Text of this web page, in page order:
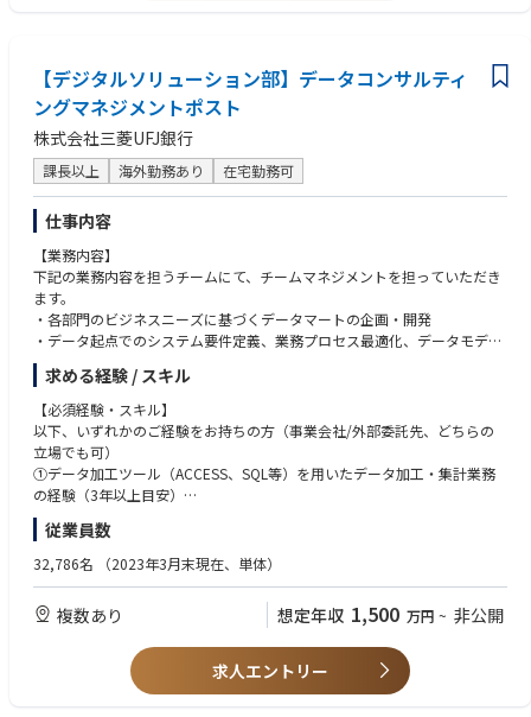
9 （パワートレイン）AMTチューニングエキスパート
10 運転支援/自動運転エキスパート
11 作業機エキスパート（ショベル作業装置）
12 品質管理エキスパート
13 マシンマッチングエキスパート
14 ローダースペシャリスト
15 リジッド電動トランスミッション鉱山トラック技術専門家
16 モーター開発専門家
17 燃料電池エンジン設計--PEMFCエンジン集積設計
18 燃料電池スタック--PEMFCスタック集積設計
19 SOFC（固体酸化物燃料電池）研究開発
20 車載電池熱管理（バッテリーサーマルマネジメント）技術研究
21 水素燃料電池スタック-PEMFCスタック設計
22 PEMFCエンジン集積設計/水素燃料電池エンジン設計
23 水素燃料電池シミュレーション研究
ほか など
【デジタルソリューション部】データコンサルティ
ングマネジメントポスト
株式会社三菱UFJ銀行
課長以上 海外勤務あり 在宅勤務可
仕事内容
【業務内容】
下記の業務内容を担うチームにて、チームマネジメントを担っていただき
ます。
・各部門のビジネスニーズに基づくデータマートの企画・開発
・データ起点でのシステム要件定義、業務プロセス最適化、データモデル
設計のコンサルティング
【成長機会】
世界有数のグローバル金融グループで、全社ビッグデータ基盤のアーキテ
クチャ設計や、多様かつ膨大なデータの活用と管理に超上流工程から挑む
ことができます。
データ人材のプロフェッショナルキャリアを歩むケース、IT部門での経験
を積みシステム戦略・デジタル施策等を推進するキャリアを歩むケース等
があります。
【デジタル戦略統括部について】
社的な業務のデジタル化を推進し、あらゆる活動がデータ化されている状
態をめざしています。その実現のため、デジタル戦略統括部では、全社的
求める経験 / スキル
【必須経験・スキル】
以下、いずれかのご経験をお持ちの方（事業会社/外部委託先、どちらの
立場でも可）
①データ加工ツール（ACCESS、SQL等）を用いたデータ加工・集計業務
の経験（3年以上目安）
②金融機関でのデータ利活用経験（3年以上目安）
上記に加えて、３～５年以上のマネジメント経験（10名前後～）が必須と
【歓迎経験・スキル】
・データベースの要件定義、設計、開発の業務経験
・BIツールやPython、Rを用いたデータ分析の業務経験
・業務/ユーザーの立場でのシステム開発プロジェクトマネジメント経験
従業員数
32,786名 （2023年3月末現在、単体）
複数あり 想定年収 1,500 万円 ~ 非公開
求人エントリー